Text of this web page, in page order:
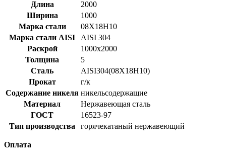
Длина
2000
Ширина
1000
Марка стали
08Х18Н10
Марка стали AISI
AISI 304
Раскрой
1000x2000
Толщина
5
Сталь
AISI304(08Х18Н10)
Прокат
г/к
Содержание никеля никельсодержащие
Материал
Нержавеющая сталь
ГОСТ
16523-97
Тип производства
горячекатаный нержавеющий
Оплата